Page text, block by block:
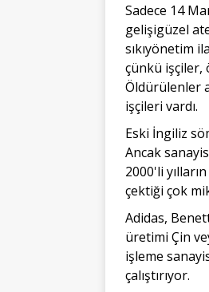
Sadece 14
gelişigüzel
sıkıyönetim
çünkü işçiler,
Öldürülenler
işçileri vardı.
Eski İngiliz
Ancak
2000'li
çektiği çok
Adidas,
üretimi Çin
işleme
çalıştırıyor.